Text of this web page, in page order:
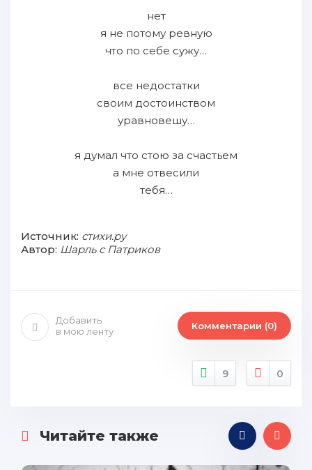
нет
я не потому ревную
что по себе сужу…
все недостатки
своим достоинством
уравновешу…
я думал что стою за счастьем
а мне отвесили
тебя…
Источник: стихи.ру
Автор: Шарль с Патриков
Добавить
в мою ленту
Комментарии (0)
9 0
Читайте также